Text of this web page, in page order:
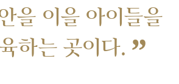
을 이을 아이들을
하는 곳이다. ”